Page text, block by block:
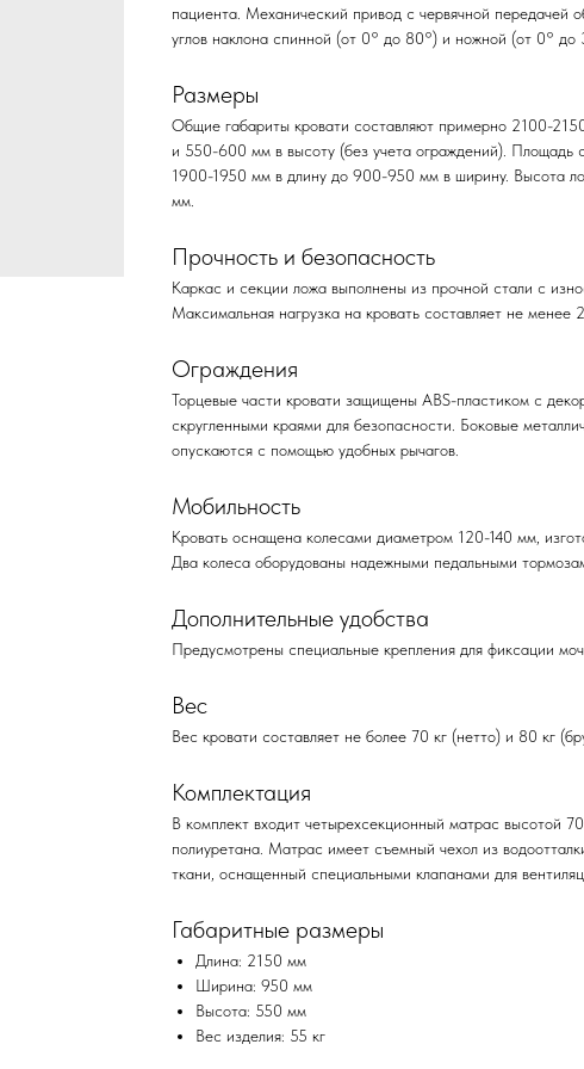
пациента. Механический привод с червячной передачей
углов наклона спинной (от 0° до 80°) и ножной (от 0° до
Размеры
Общие габариты кровати составляют примерно 2100-
и 550-600 мм в высоту (без учета ограждений). Площадь
1900-1950 мм в длину до 900-950 мм в ширину. Высота
мм.
Прочность и безопасность
Каркас и секции ложа выполнены из прочной стали с
Максимальная нагрузка на кровать составляет не менее
Ограждения
Торцевые части кровати защищены ABS-пластиком с
скругленными краями для безопасности. Боковые
опускаются с помощью удобных рычагов.
Мобильность
Кровать оснащена колесами диаметром 120-140 мм,
Два колеса оборудованы надежными педальными
Дополнительные удобства
Предусмотрены специальные крепления для фиксации
Вес
Вес кровати составляет не более 70 кг (нетто) и 80 кг
Комплектация
В комплект входит четырехсекционный матрас высотой
полиуретана. Матрас имеет съемный чехол из
ткани, оснащенный специальными клапанами для
Габаритные размеры
Длина: 2150 мм
Ширина: 950 мм
Высота: 550 мм
Вес изделия: 55 кг